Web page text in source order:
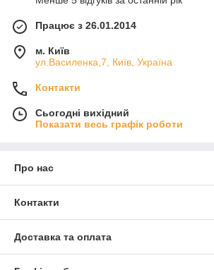
Працює з 26.01.2014
м. Київ
ул.Василенка,7, Київ, Україна
Контакти
Сьогодні вихідний
Показати весь графік роботи
Про нас
Контакти
Доставка та оплата